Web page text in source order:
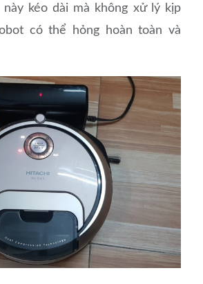
kéo dài mà không xử lý kịp
có thể hỏng hoàn toàn và